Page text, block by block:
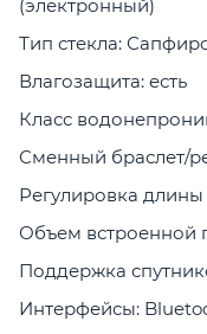
(электронный)
Тип стекла:
Влагозащита: есть
Класс
Сменный браслет/
Регулировка
Объем встроенной
Поддержка
Интерфейсы: